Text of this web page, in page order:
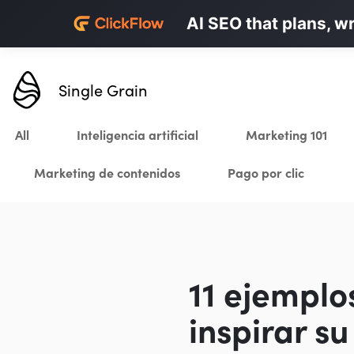
AI SEO that plans,
Karrot.ai Personalized
Single Grain
All Inteligencia artificial Marketing 101
Marketing de contenidos Pago por clic
11
inspirar